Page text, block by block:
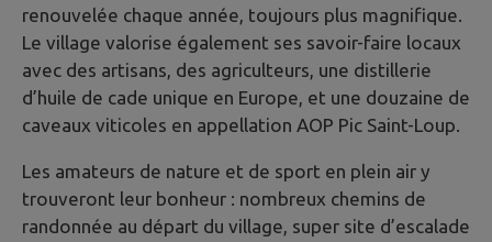
renouvelée chaque année, toujours plus magnifique.
Le village valorise également ses savoir-faire locaux
avec des artisans, des agriculteurs, une distillerie
d’huile de cade unique en Europe, et une douzaine de
caveaux viticoles en appellation AOP Pic Saint-Loup.
Les amateurs de nature et de sport en plein air y
trouveront leur bonheur : nombreux chemins de
randonnée au départ du village, super site d’escalade